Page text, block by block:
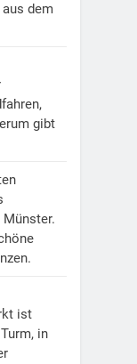
dem
gibt
ist
in